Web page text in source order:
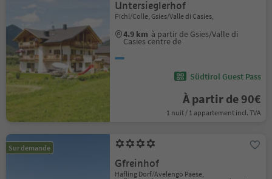
Untersieglerhof
Pichl/Colle, Gsies/Valle di Casies,
4.9 km à partir de Gsies/Valle di
Casies centre de
Südtirol Guest Pass
À partir de 90€
1 nuit / 1 appartement incl. TVA
Sur demande
Gfreinhof
Hafling Dorf/Avelengo Paese,